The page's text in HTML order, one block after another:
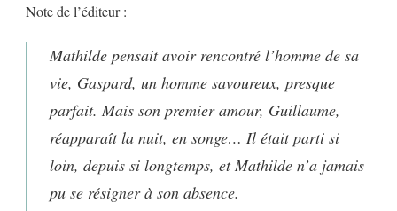
Note de l’éditeur :
Mathilde pensait avoir rencontré l’homme de sa
vie, Gaspard, un homme savoureux, presque
parfait. Mais son premier amour, Guillaume,
réapparaît la nuit, en songe… Il était parti si
loin, depuis si longtemps, et Mathilde n’a jamais
pu se résigner à son absence.